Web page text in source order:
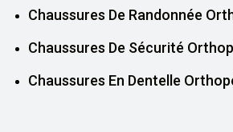
Chaussures De Randonnée
Chaussures De Sécurité
Chaussures En Dentelle